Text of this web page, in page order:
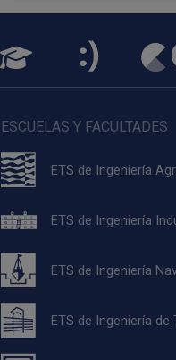
ESCUELAS Y FACULTADES
ETS de Ingeniería
ETS de Ingeniería
ETS de Ingeniería
ETS de Ingeniería